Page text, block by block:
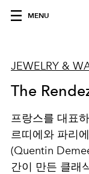
MENU
JEWELRY &
The
프랑스를 대표
르띠에와 파리
(Quentin
간이 만든 클래